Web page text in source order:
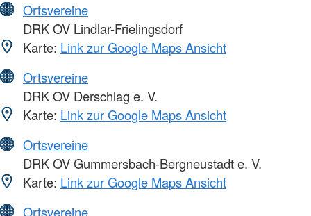
Ortsvereine
DRK OV Lindlar-Frielingsdorf
Karte: Link zur Google Maps Ansicht
Ortsvereine
DRK OV Derschlag e. V.
Karte: Link zur Google Maps Ansicht
Ortsvereine
DRK OV Gummersbach-Bergneustadt e. V.
Karte: Link zur Google Maps Ansicht
Ortsvereine